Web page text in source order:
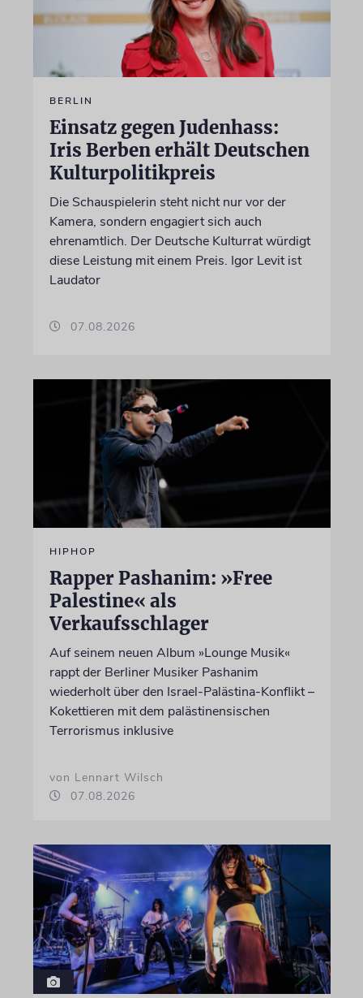
BERLIN
Einsatz gegen Judenhass:
Iris Berben erhält Deutschen
Kulturpolitikpreis
Die Schauspielerin steht nicht nur vor der
Kamera, sondern engagiert sich auch
ehrenamtlich. Der Deutsche Kulturrat würdigt
diese Leistung mit einem Preis. Igor Levit ist
Laudator
07.08.2026
HIPHOP
Rapper Pashanim: »Free
Palestine« als
Verkaufsschlager
Auf seinem neuen Album »Lounge Musik«
rappt der Berliner Musiker Pashanim
wiederholt über den Israel-Palästina-Konflikt –
Kokettieren mit dem palästinensischen
Terrorismus inklusive
von Lennart Wilsch
07.08.2026